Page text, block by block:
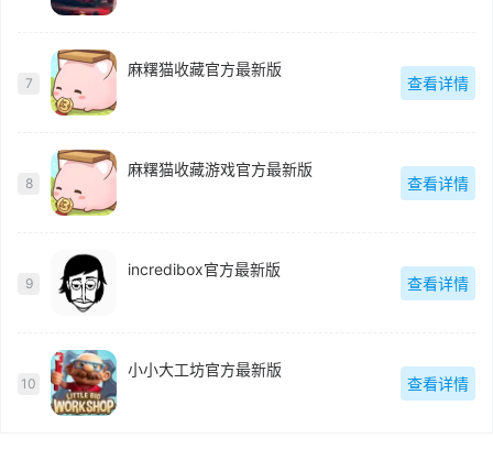
7
麻糬猫收藏官方最新版
查看详情
8
麻糬猫收藏游戏官方最新版
查看详情
9
incredibox官方最新版
查看详情
10
小小大工坊官方最新版
查看详情